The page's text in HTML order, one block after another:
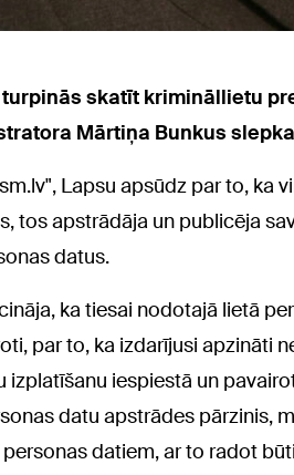
skatīt krimināllietu
Mārtiņa Bunkus
Lapsu apsūdz par to, ka
tos apstrādāja un publicēja
datus.
ka tiesai nodotajā lietā
par to, ka izdarījusi apzināti
iespiestā un
datu apstrādes pārzinis,
datiem, ar to radot